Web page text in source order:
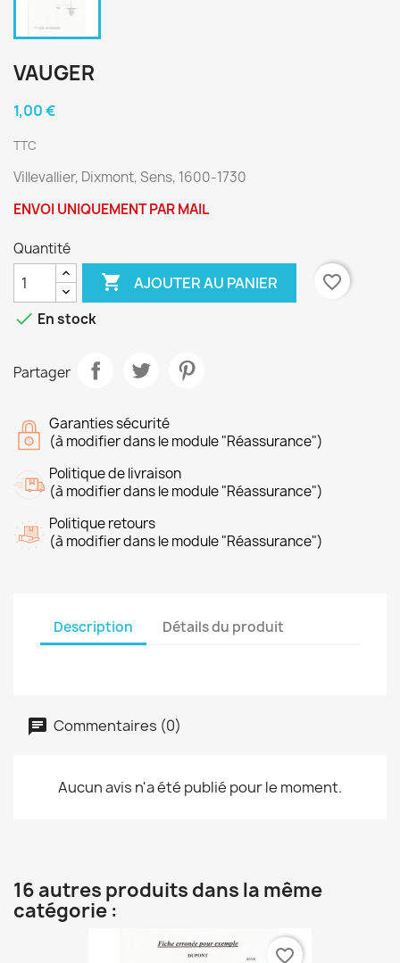
VAUGER
1,00 €
TTC
Villevallier, Dixmont, Sens, 1600-1730
ENVOI UNIQUEMENT PAR MAIL
Quantité
 AJOUTER AU PANIER
favorite_border
 En stock
Partager
Garanties sécurité
(à modifier dans le module "Réassurance")
Politique de livraison
(à modifier dans le module "Réassurance")
Politique retours
(à modifier dans le module "Réassurance")
Description Détails du produit
Commentaires (0)
Aucun avis n'a été publié pour le moment.
16 autres produits dans la même
catégorie :
favorite_border